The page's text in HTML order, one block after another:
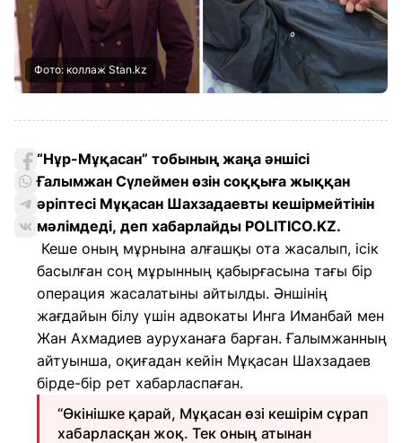
Фото: коллаж Stan.kz
“Нұр-Мұқасан” тобының жаңа әншісі
Ғалымжан Сүлеймен өзін соққыға жыққан
әріптесі Мұқасан Шахзадаевты кешірмейтінін
мәлімдеді, деп хабарлайды POLITICO.KZ.
Кеше оның мұрнына алғашқы ота жасалып, ісік
басылған соң мұрынның қабырғасына тағы бір
операция жасалатыны айтылды. Әншінің
жағдайын білу үшін адвокаты Инга Иманбай мен
Жан Ахмадиев ауруханаға барған. Ғалымжанның
айтуынша, оқиғадан кейін Мұқасан Шахзадаев
бірде-бір рет хабарласпаған.
“Өкінішке қарай, Мұқасан өзі кешірім сұрап
хабарласқан жоқ. Тек оның атынан